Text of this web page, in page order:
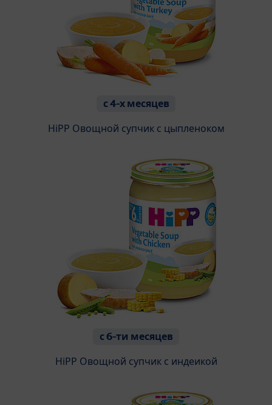
с 4-х месяцев
HiPP Oвощной супчик с цыпленоком
с 6-ти месяцев
HiPP Oвощной супчик с индеикой